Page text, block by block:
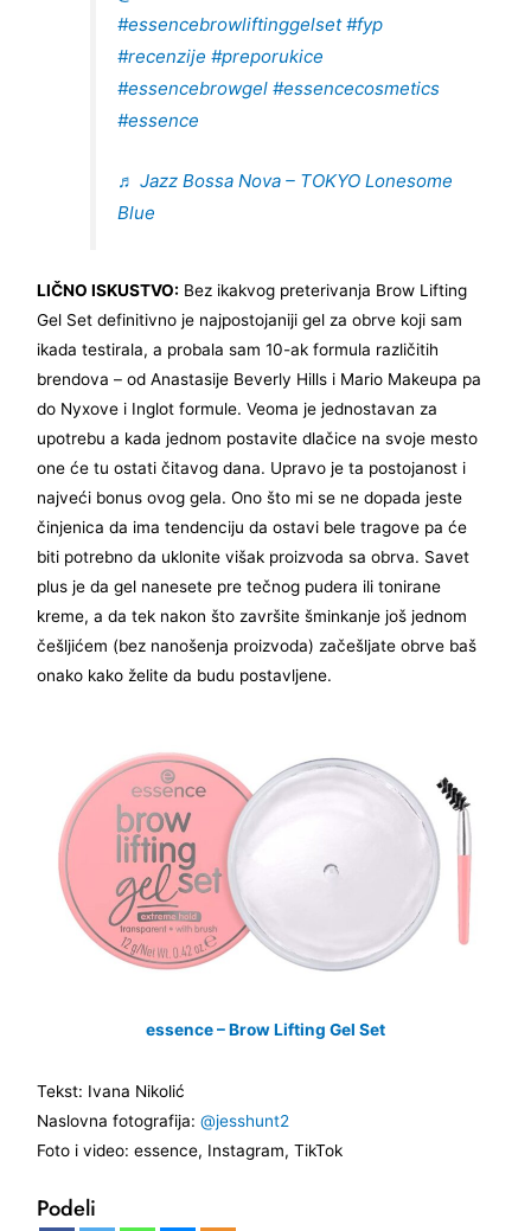
#essencebrowliftinggelset #fyp
#recenzije #preporukice
#essencebrowgel #essencecosmetics
#essence
♬ Jazz Bossa Nova – TOKYO Lonesome
Blue
LIČNO ISKUSTVO: Bez ikakvog preterivanja Brow Lifting
Gel Set definitivno je najpostojaniji gel za obrve koji sam
ikada testirala, a probala sam 10-ak formula različitih
brendova – od Anastasije Beverly Hills i Mario Makeupa pa
do Nyxove i Inglot formule. Veoma je jednostavan za
upotrebu a kada jednom postavite dlačice na svoje mesto
one će tu ostati čitavog dana. Upravo je ta postojanost i
najveći bonus ovog gela. Ono što mi se ne dopada jeste
činjenica da ima tendenciju da ostavi bele tragove pa će
biti potrebno da uklonite višak proizvoda sa obrva. Savet
plus je da gel nanesete pre tečnog pudera ili tonirane
kreme, a da tek nakon što završite šminkanje još jednom
češljićem (bez nanošenja proizvoda) začešljate obrve baš
onako kako želite da budu postavljene.
essence – Brow Lifting Gel Set
Tekst: Ivana Nikolić
Naslovna fotografija:@jesshunt2
Foto i video: essence, Instagram, TikTok
Podeli